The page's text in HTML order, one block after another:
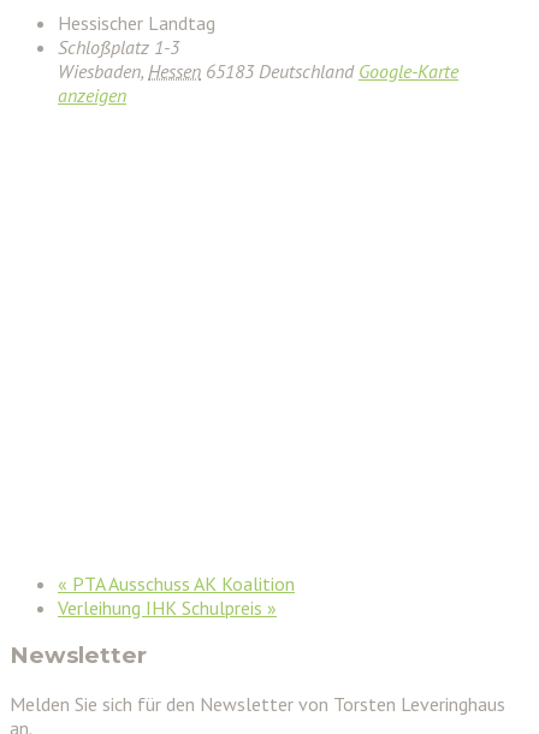
Hessischer Landtag
Schloßplatz 1-3
Wiesbaden, Hessen 65183 Deutschland Google-Karte
anzeigen
« PTA Ausschuss AK Koalition
Verleihung IHK Schulpreis »
Newsletter
Melden Sie sich für den Newsletter von Torsten Leveringhaus
an.